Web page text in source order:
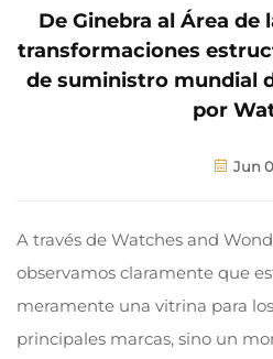
De Ginebra al Área de
transformaciones
de suministro mundial
por
Jun
A través de Watches and
observamos claramente que
meramente una vitrina para
principales marcas, sino un